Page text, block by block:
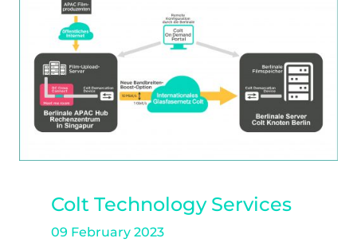
Colt Technology Services
09 February 2023